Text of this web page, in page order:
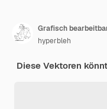
Grafisch
hyperbleh
Diese Vektoren